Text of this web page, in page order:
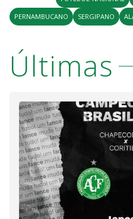
PERNAMBUCANO
SERGIPANO
Últimas